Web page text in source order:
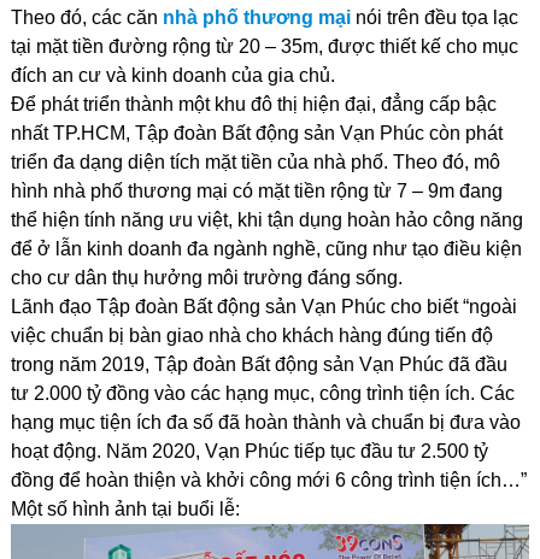
Theo đó, các căn nhà phố thương mạinói trên đều tọa lạc
tại mặt tiền đường rộng từ 20 – 35m, được thiết kế cho mục
đích an cư và kinh doanh của gia chủ.
Để phát triển thành một khu đô thị hiện đại, đẳng cấp bậc
nhất TP.HCM, Tập đoàn Bất động sản Vạn Phúc còn phát
triển đa dạng diện tích mặt tiền của nhà phố. Theo đó, mô
hình nhà phố thương mại có mặt tiền rộng từ 7 – 9m đang
thể hiện tính năng ưu việt, khi tận dụng hoàn hảo công năng
để ở lẫn kinh doanh đa ngành nghề, cũng như tạo điều kiện
cho cư dân thụ hưởng môi trường đáng sống.
Lãnh đạo Tập đoàn Bất động sản Vạn Phúc cho biết “ngoài
việc chuẩn bị bàn giao nhà cho khách hàng đúng tiến độ
trong năm 2019, Tập đoàn Bất động sản Vạn Phúc đã đầu
tư 2.000 tỷ đồng vào các hạng mục, công trình tiện ích. Các
hạng mục tiện ích đa số đã hoàn thành và chuẩn bị đưa vào
hoạt động. Năm 2020, Vạn Phúc tiếp tục đầu tư 2.500 tỷ
đồng để hoàn thiện và khởi công mới 6 công trình tiện ích…”
Một số hình ảnh tại buổi lễ: